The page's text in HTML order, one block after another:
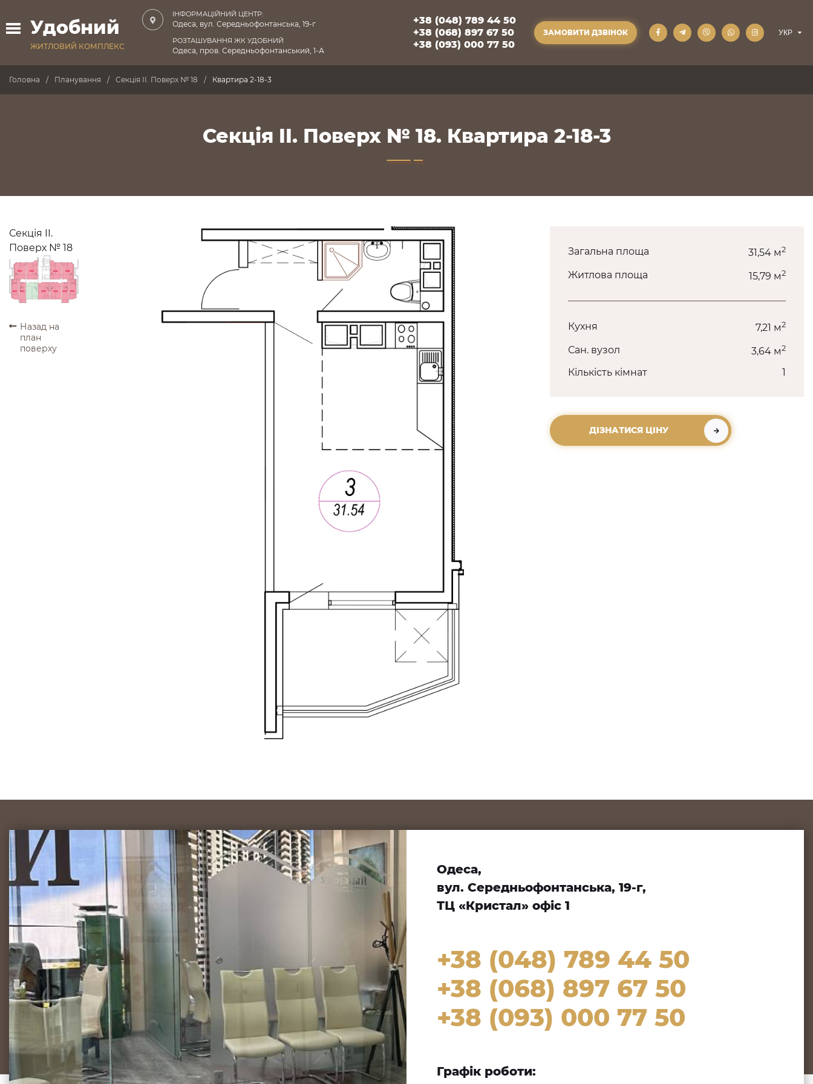
Удобний
ЖИТЛОВИЙ КОМПЛЕКС
ІНФОРМАЦІЙНИЙ ЦЕНТР:
Одеса, вул. Середньофонтанська, 19-г
РОЗТАШУВАННЯ ЖК УДОБНИЙ
Одеса, пров. Середньофонтанський, 1-А
+38 (048) 789 44 50
+38 (068) 897 67 50
+38 (093) 000 77 50
ЗАМОВИТИ ДЗВІНОК
Головна Планування Секція II. Поверх № 18 Квартира 2-18-3
Секція II. Поверх № 18. Квартира 2-18-3
Секція II.
Поверх № 18
ПРОДАНО
ПРОДАНО
ПРОДАНО
ПРОДАНО
ПРОДАНО
ПРОДАНО
Назад на
план
поверху
Загальна площа 31,54 м2
Житлова площа 15,79 м2
Кухня 7,21 м2
Сан. вузол 3,64 м2
Кількість кімнат 1
ДІЗНАТИСЯ ЦІНУ
Одеса,
вул. Середньофонтанська, 19-г,
ТЦ «Кристал» офіс 1
+38 (048) 789 44 50
+38 (068) 897 67 50
+38 (093) 000 77 50
Графік роботи: